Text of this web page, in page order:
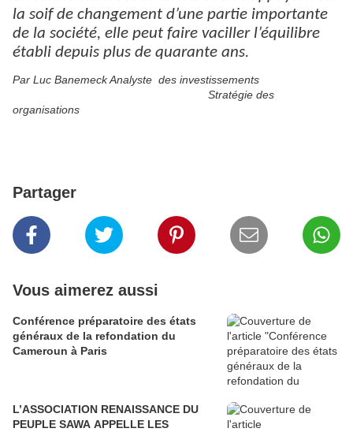
la soif de changement d’une partie importante
de la société, elle peut faire vaciller l’équilibre
établi depuis plus de quarante ans.
Par Luc Banemeck Analyste des investissements
Stratégie des
organisations
Partager
Vous aimerez aussi
Conférence préparatoire des états
généraux de la refondation du
Cameroun à Paris
L’ASSOCIATION RENAISSANCE DU
PEUPLE SAWA APPELLE LES